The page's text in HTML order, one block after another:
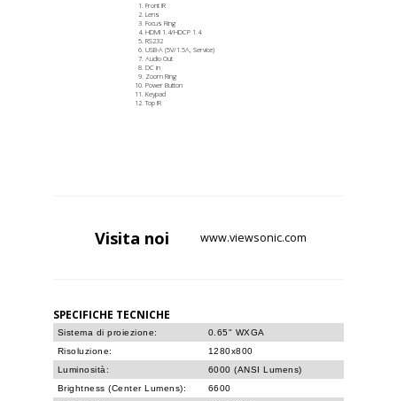
Front IR
Lens
Focus Ring
HDMI 1.4/HDCP 1.4
RS232
USB-A (5V/1.5A, Service)
Audio Out
DC in
Zoom Ring
Power Button
Keypad
Top IR
Visita noi www.viewsonic.com
SPECIFICHE TECNICHE
Sistema di proiezione:
0.65" WXGA
Risoluzione:
1280x800
Luminosità:
6000 (ANSI Lumens)
Brightness (Center Lumens):
6600